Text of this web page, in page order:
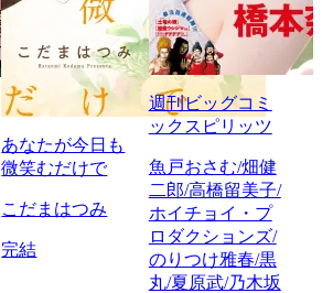
あなたが今日も
微笑むだけで
こだまはつみ
完結
週刊ビッグコミ
ックスピリッツ
魚戸おさむ/畑健
二郎/高橋留美子/
ホイチョイ・プ
ロダクションズ/
のりつけ雅春/黒
丸/夏原武/乃木坂